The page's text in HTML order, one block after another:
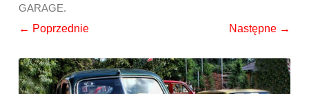
GARAGE.
← Poprzednie Następne →